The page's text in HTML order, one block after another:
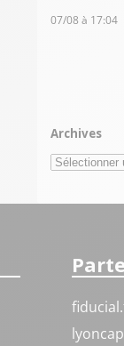
07/08 à 17:04
Archives
Archives